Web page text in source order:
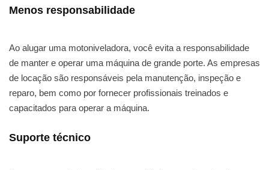
Menos responsabilidade
Ao alugar uma motoniveladora, você evita a responsabilidade
de manter e operar uma máquina de grande porte. As empresas
de locação são responsáveis pela manutenção, inspeção e
reparo, bem como por fornecer profissionais treinados e
capacitados para operar a máquina.
Suporte técnico